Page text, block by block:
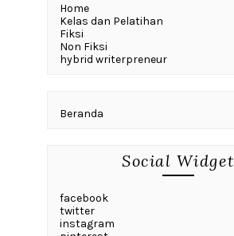
Home
Kelas dan Pelatihan
Fiksi
Non Fiksi
hybrid writerpreneur
Beranda
Social Widget
facebook
twitter
instagram